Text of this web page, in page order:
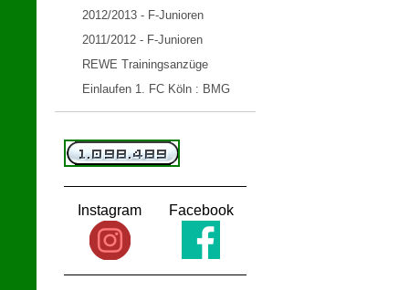
2012/2013 - F-Junioren
2011/2012 - F-Junioren
REWE Trainingsanzüge
Einlaufen 1. FC Köln : BMG
Instagram Facebook